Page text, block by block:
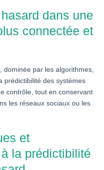
dans une
connectée et
dominée par les algorithmes,
prédictibilité des systèmes
contrôle, tout en conservant
les réseaux sociaux ou les
et
la prédictibilité